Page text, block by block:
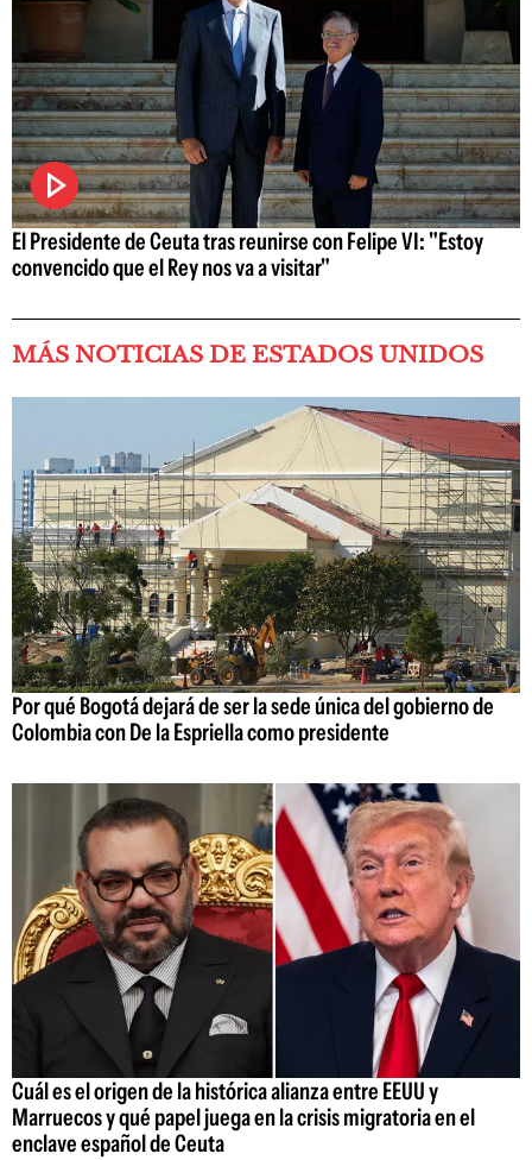
El Presidente de Ceuta tras reunirse con Felipe VI: "Estoy
convencido que el Rey nos va a visitar"
MÁS NOTICIAS DE ESTADOS UNIDOS
Por qué Bogotá dejará de ser la sede única del gobierno de
Colombia con De la Espriella como presidente
Cuál es el origen de la histórica alianza entre EEUU y
Marruecos y qué papel juega en la crisis migratoria en el
enclave español de Ceuta